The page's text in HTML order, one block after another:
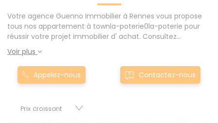
Votre agence Guenno Immobilier à Rennes vous propose
tous nos appartement à townla-poterie0la-poterie pour
réussir votre projet immobilier d' achat. Consultez
l'ensemble de nos offres à Rennes mais également aux
alentours : Le Rheu, Pacé, Montgermont... Nos appartement
à townla-poterie0la-poterie sont proposés au meilleur prix
du marché pour permettre au plus grand nombre de
commerces, appartements, maisons, immeubles, terrains
Voir plus
Appelez-nous Contactez-nous